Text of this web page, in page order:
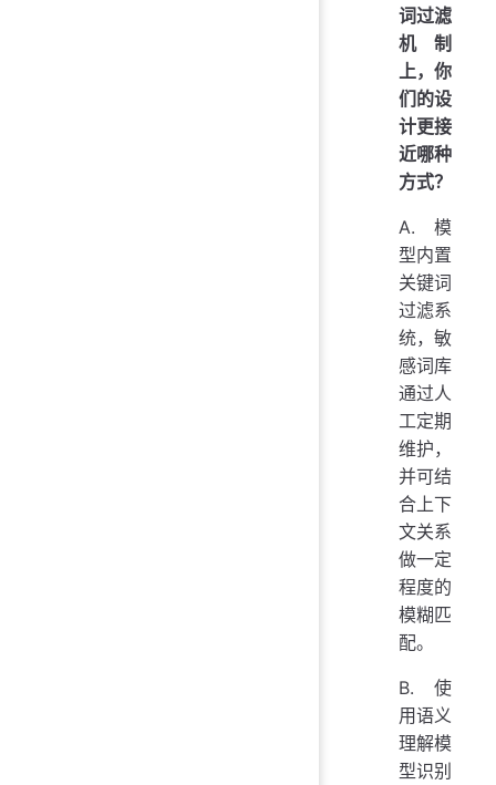
词过滤
机制
上，你
们的设
计更接
近哪种
方式？
A. 模
型内置
关键词
过滤系
统，敏
感词库
通过人
工定期
维护，
并可结
合上下
文关系
做一定
程度的
模糊匹
配。
B. 使
用语义
理解模
型识别